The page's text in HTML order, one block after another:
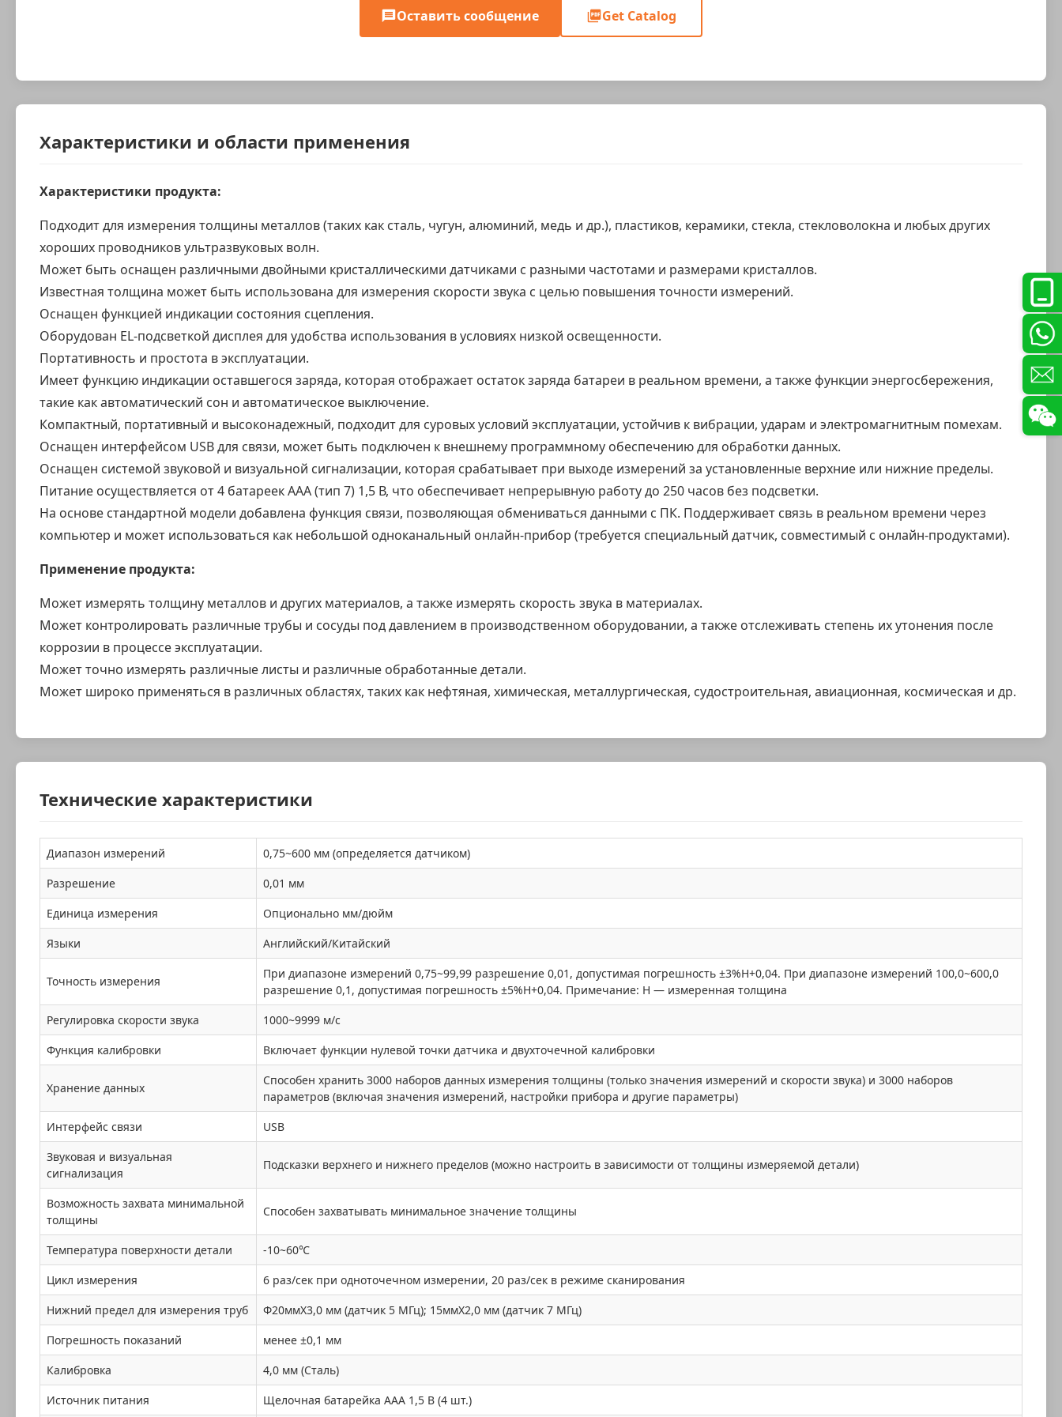
Оставить сообщение Get Catalog
Характеристики и области применения
Характеристики продукта:
Подходит для измерения толщины металлов (таких как сталь, чугун, алюминий, медь и др.), пластиков, керамики, стекла, стекловолокна и любых других
хороших проводников ультразвуковых волн.
Может быть оснащен различными двойными кристаллическими датчиками с разными частотами и размерами кристаллов.
Известная толщина может быть использована для измерения скорости звука с целью повышения точности измерений.
Оснащен функцией индикации состояния сцепления.
Оборудован EL-подсветкой дисплея для удобства использования в условиях низкой освещенности.
Портативность и простота в эксплуатации.
Имеет функцию индикации оставшегося заряда, которая отображает остаток заряда батареи в реальном времени, а также функции энергосбережения,
такие как автоматический сон и автоматическое выключение.
Компактный, портативный и высоконадежный, подходит для суровых условий эксплуатации, устойчив к вибрации, ударам и электромагнитным помехам.
Оснащен интерфейсом USB для связи, может быть подключен к внешнему программному обеспечению для обработки данных.
Оснащен системой звуковой и визуальной сигнализации, которая срабатывает при выходе измерений за установленные верхние или нижние пределы.
Питание осуществляется от 4 батареек AAA (тип 7) 1,5 В, что обеспечивает непрерывную работу до 250 часов без подсветки.
На основе стандартной модели добавлена функция связи, позволяющая обмениваться данными с ПК. Поддерживает связь в реальном времени через
компьютер и может использоваться как небольшой одноканальный онлайн-прибор (требуется специальный датчик, совместимый с онлайн-продуктами).
Применение продукта:
Может измерять толщину металлов и других материалов, а также измерять скорость звука в материалах.
Может контролировать различные трубы и сосуды под давлением в производственном оборудовании, а также отслеживать степень их утонения после
коррозии в процессе эксплуатации.
Может точно измерять различные листы и различные обработанные детали.
Может широко применяться в различных областях, таких как нефтяная, химическая, металлургическая, судостроительная, авиационная, космическая и др.
Технические характеристики
Диапазон измерений
0,75~600 мм (определяется датчиком)
Разрешение
0,01 мм
Единица измерения
Опционально мм/дюйм
Языки
Английский/Китайский
Точность измерения
При диапазоне измерений 0,75~99,99 разрешение 0,01, допустимая погрешность ±3%H+0,04. При диапазоне измерений 100,0~600,0
разрешение 0,1, допустимая погрешность ±5%H+0,04. Примечание: H — измеренная толщина
Регулировка скорости звука
1000~9999 м/с
Функция калибровки
Включает функции нулевой точки датчика и двухточечной калибровки
Хранение данных
Способен хранить 3000 наборов данных измерения толщины (только значения измерений и скорости звука) и 3000 наборов
параметров (включая значения измерений, настройки прибора и другие параметры)
Интерфейс связи
USB
Звуковая и визуальная
сигнализация
Подсказки верхнего и нижнего пределов (можно настроить в зависимости от толщины измеряемой детали)
Возможность захвата минимальной
толщины
Способен захватывать минимальное значение толщины
Температура поверхности детали
-10~60℃
Цикл измерения
6 раз/сек при одноточечном измерении, 20 раз/сек в режиме сканирования
Нижний предел для измерения труб
Φ20ммX3,0 мм (датчик 5 МГц); 15ммX2,0 мм (датчик 7 МГц)
Погрешность показаний
менее ±0,1 мм
Калибровка
4,0 мм (Сталь)
Источник питания
Щелочная батарейка AAA 1,5 В (4 шт.)